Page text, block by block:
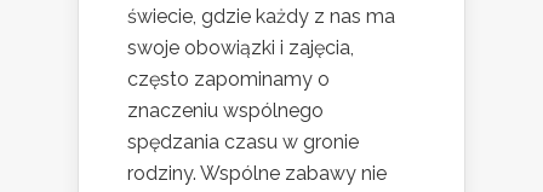
świecie, gdzie każdy z nas ma
swoje obowiązki i zajęcia,
często zapominamy o
znaczeniu wspólnego
spędzania czasu w gronie
rodziny. Wspólne zabawy nie